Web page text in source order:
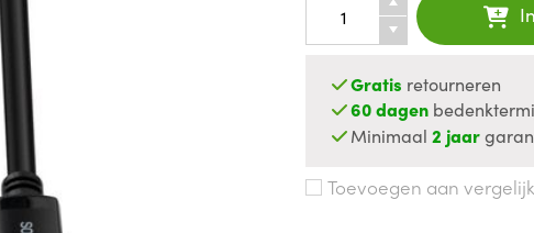
Gratis retourneren
60 dagen
Minimaal2 jaar
Toevoegen aan